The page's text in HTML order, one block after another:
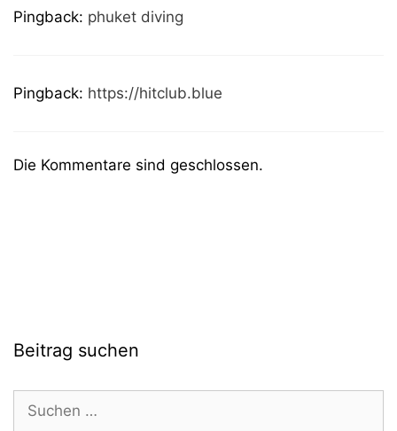
Pingback: phuket diving
Pingback: https://hitclub.blue
Die Kommentare sind geschlossen.
Beitrag suchen
Suchen
nach: